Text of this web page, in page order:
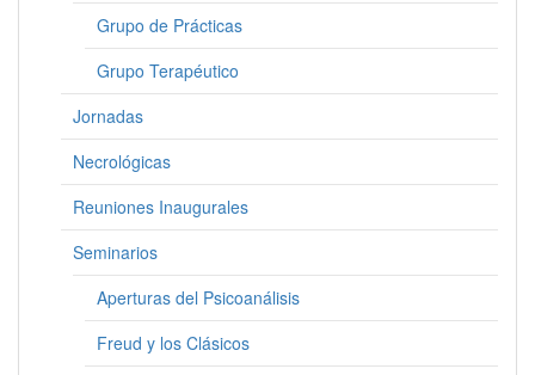
Grupo de Prácticas
Grupo Terapéutico
Jornadas
Necrológicas
Reuniones Inaugurales
Seminarios
Aperturas del Psicoanálisis
Freud y los Clásicos